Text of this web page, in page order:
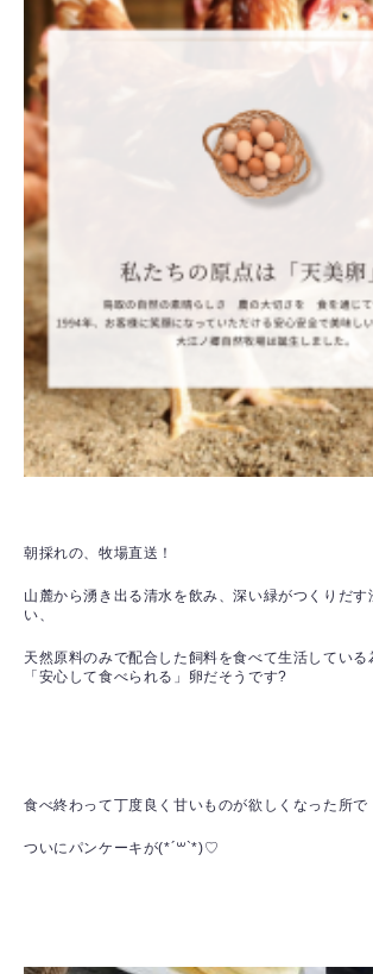
朝採れの、牧場直送！
山麓から湧き出る清水を飲み、深い緑がつくりだす
い、
天然原料のみで配合した飼料を食べて生活している
「安心して食べられる」卵だそうです?
食べ終わって丁度良く甘いものが欲しくなった所で
ついにパンケーキが(*´꒳`*)♡